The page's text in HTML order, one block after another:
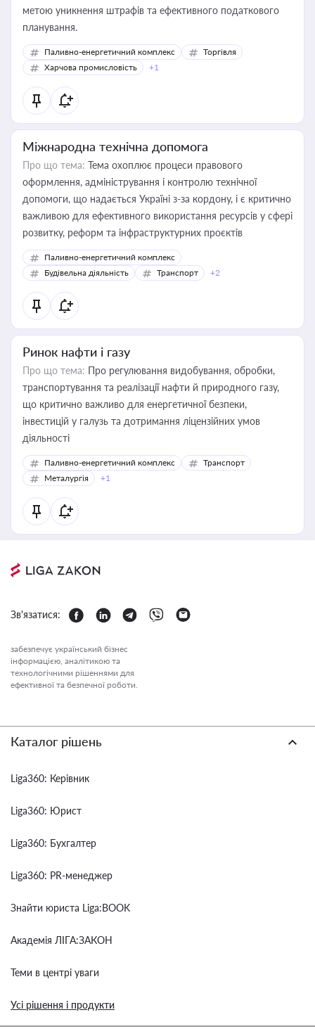
метою уникнення штрафів та ефективного податкового
планування.
Паливно-енергетичний комплекс
Торгівля
Харчова промисловість
+1
Міжнародна технічна допомога
Про що тема: Тема охоплює процеси правового
оформлення, адміністрування і контролю технічної
допомоги, що надається Україні з-за кордону, і є критично
важливою для ефективного використання ресурсів у сфері
розвитку, реформ та інфраструктурних проєктів
Паливно-енергетичний комплекс
Будівельна діяльність
Транспорт +2
Ринок нафти і газу
Про що тема: Про регулювання видобування, обробки,
транспортування та реалізації нафти й природного газу,
що критично важливо для енергетичної безпеки,
інвестицій у галузь та дотримання ліцензійних умов
діяльності
Паливно-енергетичний комплекс
Транспорт
Металургія
+1
Зв'язатися:
забезпечує український бізнес
інформацією, аналітикою та
технологічними рішеннями для
ефективної та безпечної роботи.
Каталог рішень
Liga360: Керівник
Liga360: Юрист
Liga360: Бухгалтер
Liga360: PR-менеджер
Знайти юриста Liga:BOOK
Академія ЛІГА:ЗАКОН
Теми в центрі уваги
Усі рішення і продукти